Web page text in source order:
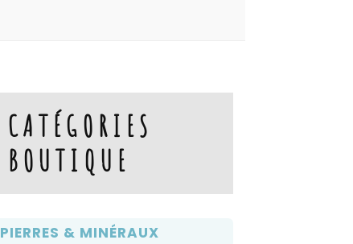
CATÉGORIES
BOUTIQUE
PIERRES & MINÉRAUX